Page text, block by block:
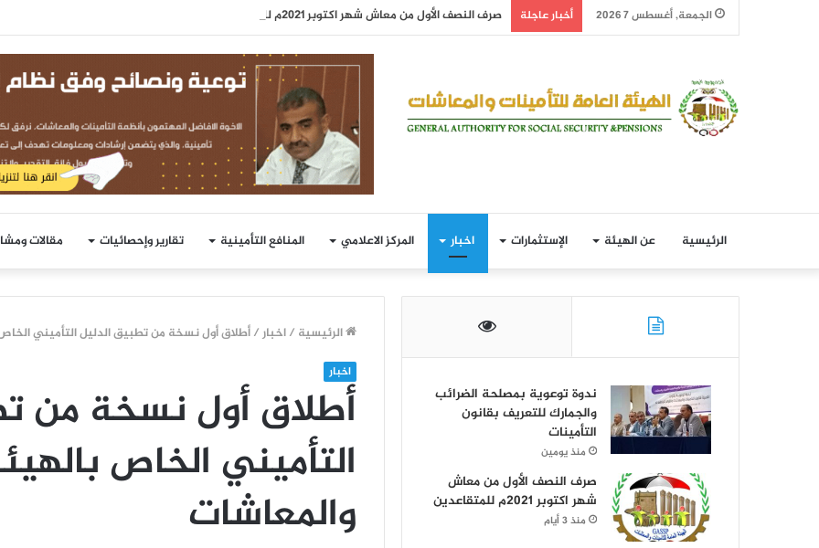
الجمعة, أغسطس 7 2026 أخبار عاجلة صرف النصف الأول من معاش شهر اكتوبر 2021م للمتقاعدين
الرئيسية عن الهيئة الإستثمارات اخبار المركز الاعلامي المنافع التأمينية تقارير وإحصائيات مقالات
الرئيسية /اخبار/أطلاق أول نسخة من تطبيق الدليل التأميني الخاص
اخبار
أطلاق أول نسخة من
التأميني الخاص
والمعاشات
ندوة توعوية بمصلحة الضرائب
والجمارك للتعريف بقانون
التأمينات
منذ يومين
صرف النصف الأول من معاش
شهر اكتوبر 2021م للمتقاعدين
منذ 3 أيام